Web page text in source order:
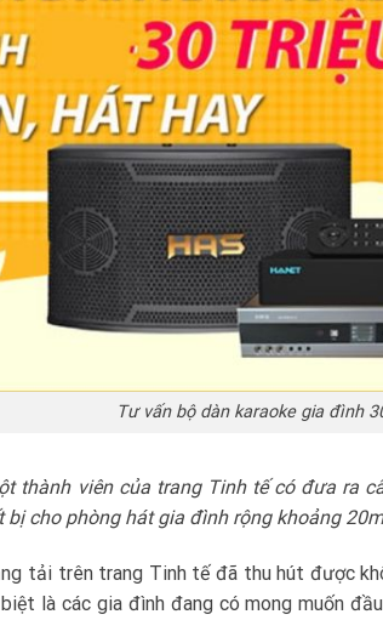
Tư vấn bộ dàn karaoke gia đình
thành viên của trang Tinh tế có đưa ra
cho phòng hát gia đình rộng khoảng
tải trên trang Tinh tế đã thu hút được
là các gia đình đang có mong muốn